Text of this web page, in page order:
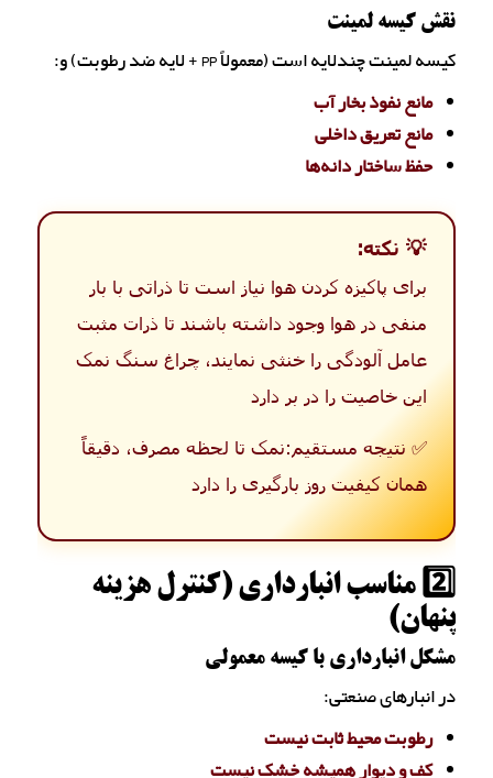
نقش کیسه لمینت
کیسه لمینت چندلایه است (معمولاً PP + لایه ضد رطوبت) و:
مانع نفوذ بخار آب
مانع تعریق داخلی
حفظ ساختار دانه‌ها
💡 نکته:
برای پاکیزه کردن هوا نیاز است تا ذراتی با بار
منفی در هوا وجود داشته باشند تا ذرات مثبت
عامل آلودگی را خنثی نمایند، چراغ سنگ نمک
این خاصیت را در بر دارد
✅ نتیجه مستقیم:نمک تا لحظه مصرف، دقیقاً
همان کیفیت روز بارگیری را دارد
2️⃣ مناسب انبارداری (کنترل هزینه
پنهان)
مشکل انبارداری با کیسه معمولی
در انبارهای صنعتی:
رطوبت محیط ثابت نیست
کف و دیوار همیشه خشک نیست